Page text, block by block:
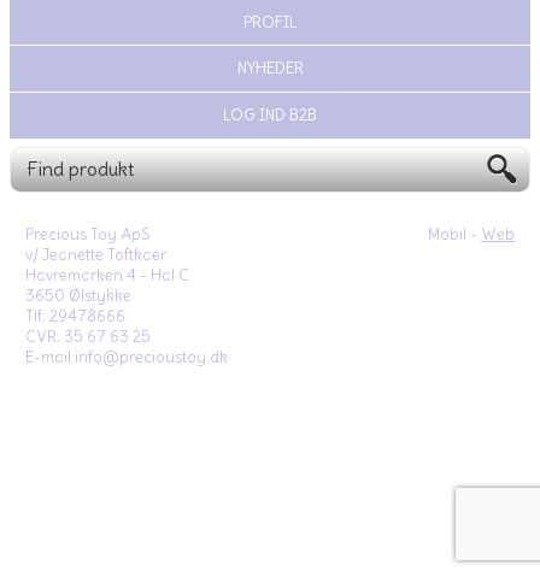
PROFIL
NYHEDER
LOG IND B2B
Mobil - Web
Precious Toy ApS
v/ Jeanette Toftkaer
Havremarken 4 - Hal C
3650 Ølstykke
Tlf. 29478666
CVR. 35 67 63 25
E-mail info@precioustoy.dk